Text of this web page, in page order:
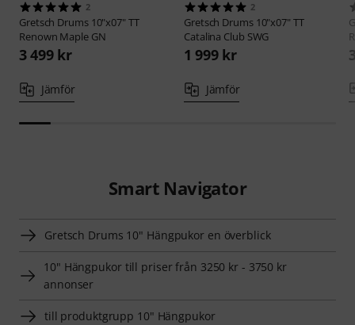
2
Gretsch Drums 10"x07" TT
Renown Maple GN
3 499 kr
Jämför
2
Gretsch Drums 10"x07" TT
Catalina Club SWG
1 999 kr
Jämför
Smart Navigator
Gretsch Drums 10" Hängpukor en överblick
10" Hängpukor till priser från 3250 kr - 3750 kr
annonser
till produktgrupp 10" Hängpukor